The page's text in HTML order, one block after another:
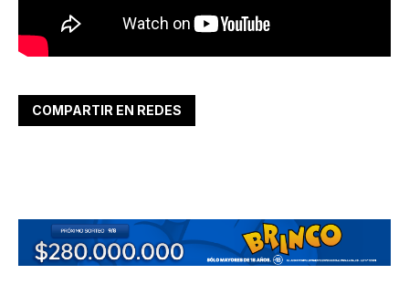
COMPARTIR EN REDES